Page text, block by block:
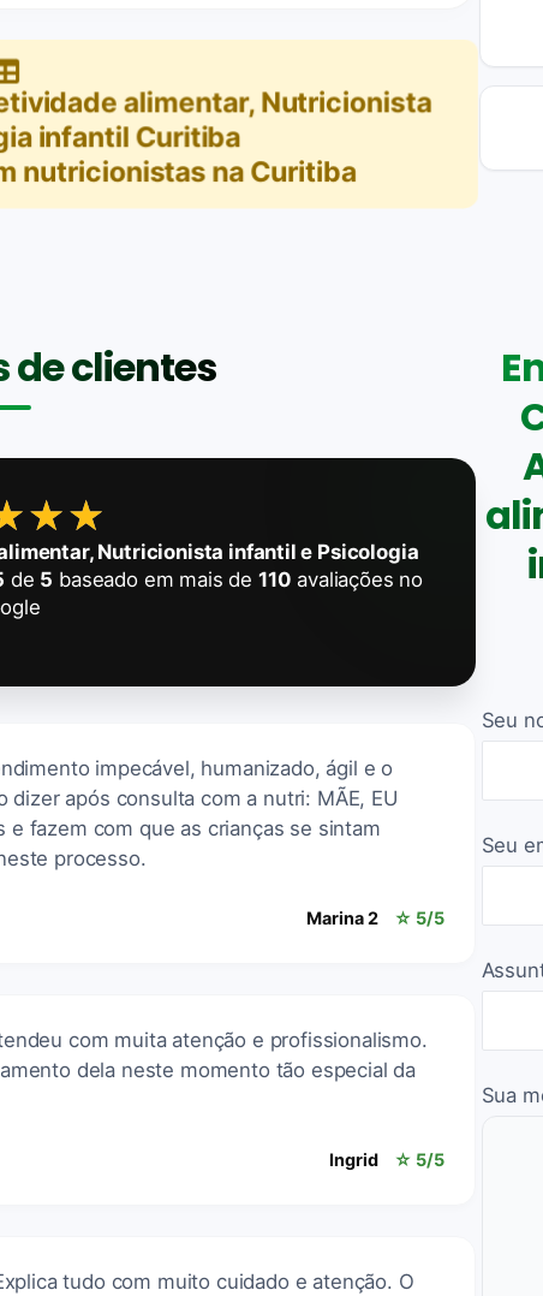
alimentar, Nutricionista
infantil Curitiba
nutricionistas na Curitiba
clientes
Nutricionista infantil e Psicologia
de 5 baseado em mais de 110 avaliações no
impecável, humanizado, ágil e o
após consulta com a nutri: MÃE, EU
e fazem com que as crianças se sintam
processo.
Marina 2 ☆ 5/5
com muita atenção e profissionalismo.
dela neste momento tão especial da
Ingrid ☆ 5/5
tudo com muito cuidado e atenção. O
Seu
Seu
Sua